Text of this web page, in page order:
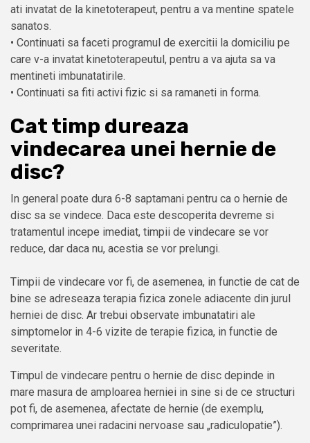
ati invatat de la kinetoterapeut, pentru a va mentine spatele
sanatos.
• Continuati sa faceti programul de exercitii la domiciliu pe
care v-a invatat kinetoterapeutul, pentru a va ajuta sa va
mentineti imbunatatirile.
• Continuati sa fiti activi fizic si sa ramaneti in forma.
Cat timp dureaza
vindecarea unei hernie de
disc?
In general poate dura 6-8 saptamani pentru ca o hernie de
disc sa se vindece. Daca este descoperita devreme si
tratamentul incepe imediat, timpii de vindecare se vor
reduce, dar daca nu, acestia se vor prelungi.
Timpii de vindecare vor fi, de asemenea, in functie de cat de
bine se adreseaza terapia fizica zonele adiacente din jurul
herniei de disc. Ar trebui observate imbunatatiri ale
simptomelor in 4-6 vizite de terapie fizica, in functie de
severitate.
Timpul de vindecare pentru o hernie de disc depinde in
mare masura de amploarea herniei in sine si de ce structuri
pot fi, de asemenea, afectate de hernie (de exemplu,
comprimarea unei radacini nervoase sau „radiculopatie”).